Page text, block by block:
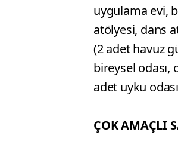
uygulama evi,
atölyesi, dans
(2 adet havuz
bireysel odası,
adet uyku
ÇOK AMAÇLI